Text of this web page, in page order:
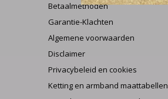
Betaalmethoden
Garantie-Klachten
Algemene voorwaarden
Disclaimer
Privacybeleid en cookies
Ketting en armband maattabellen